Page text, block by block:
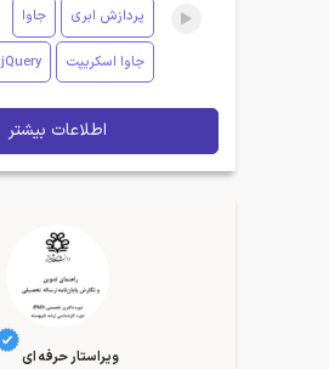
پردازش ابری جاوا
جاوا اسکریپت jQuery
اطلاعات بیشتر
ویراستار حرفه ای